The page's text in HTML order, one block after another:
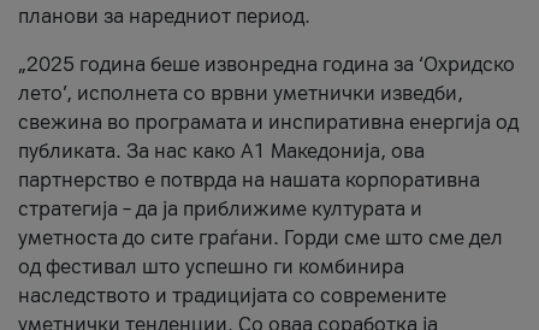
планови за наредниот период.
„2025 година беше извонредна година за ‘Охридско
лето’, исполнета со врвни уметнички изведби,
свежина во програмата и инспиративна енергија од
публиката. За нас како A1 Македонија, ова
партнерство е потврда на нашата корпоративна
стратегија – да ја приближиме културата и
уметноста до сите граѓани. Горди сме што сме дел
од фестивал што успешно ги комбинира
наследството и традицијата со современите
уметнички тенденции. Со оваа соработка ја